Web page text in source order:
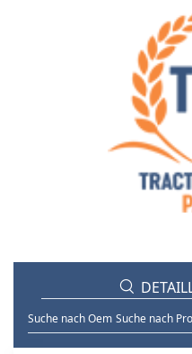
Suche nach Oem Suche nach